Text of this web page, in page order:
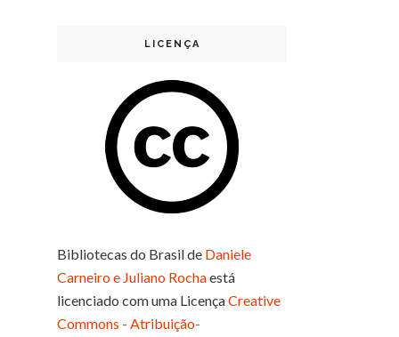
LICENÇA
Bibliotecas do Brasilde Daniele
Carneiro e Juliano Rochaestá
licenciado com uma LicençaCreative
Commons - Atribuição-